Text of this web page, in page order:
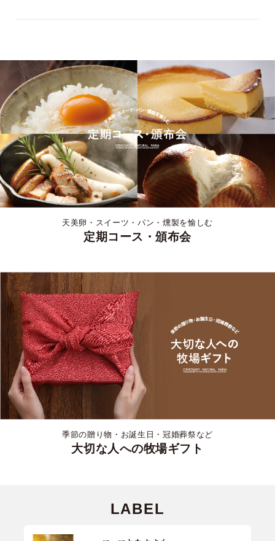
天美卵・スイーツ・パン・燻製を愉しむ
定期コース・頒布会
季節の贈り物・お誕生日・冠婚葬祭など
大切な人への牧場ギフト
LABEL